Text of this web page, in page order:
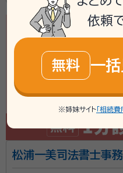
松浦一美司法書士事
依頼
無料 一括
※姉妹サイト 「相続